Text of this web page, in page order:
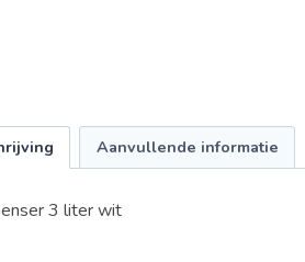
Aanvullende informatie
3 liter wit